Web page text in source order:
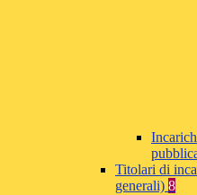
Titolari di
generali) 8